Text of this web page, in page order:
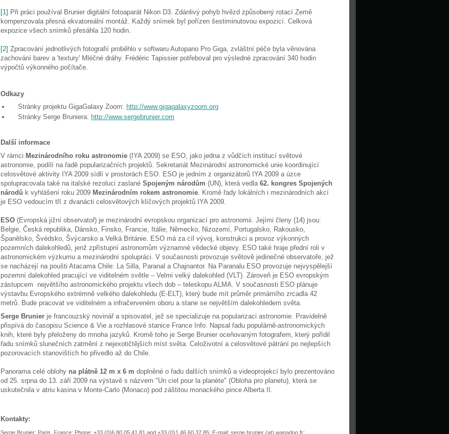
[1] Při práci používal Brunier digitální fotoaparát Nikon D3. Zdánlivý pohyb hvězd způsobený rotací Země
kompenzovala přesná ekvatoreální montáž. Každý snímek byl pořízen šestiminutovou expozicí. Celková
expozice všech snímků přesáhla 120 hodin.
[2] Zpracování jednotlivých fotografií proběhlo v softwaru Autopano Pro Giga, zvláštní péče byla věnována
zachování barev a 'textury' Mléčné dráhy. Frédéric Tapissier potřeboval pro výsledné zpracování 340 hodin
výpočtů výkonného počítače.
Odkazy
Stránky projektu GigaGalaxy Zoom: http://www.gigagalaxyzoom.org
Stránky Serge Bruniera: http://www.sergebrunier.com
Další informace
V rámci Mezinárodního roku astronomie (IYA 2009) se ESO, jako jedna z vůdčích institucí světové
astronomie, podílí na řadě popularizačních projektů. Sekretariát Mezinárodní astronomické unie koordinující
celosvětové aktivity IYA 2009 sídlí v prostorách ESO. ESO je jedním z organizátorů IYA 2009 a úzce
spolupracovala také na italské rezoluci zaslané Spojeným národům (UN), která vedla 62. kongres Spojených
národů k vyhlášení roku 2009 Mezinárodním rokem astronomie. Kromě řady lokálních i mezinárodních akcí
je ESO vedoucím tří z dvanácti celosvětových klíčových projektů IYA 2009.
ESO (Evropská jižní observatoř) je mezinárodní evropskou organizací pro astronomii. Jejími členy (14) jsou:
Belgie, Česká republika, Dánsko, Finsko, Francie, Itálie, Německo, Nizozemí, Portugalsko, Rakousko,
Španělsko, Švédsko, Švýcarsko a Velká Británie. ESO má za cíl vývoj, konstrukci a provoz výkonných
pozemních dalekohledů, jenž zpřístupní astronomům významné vědecké objevy. ESO také hraje přední roli v
astronomickém výzkumu a mezinárodní spolupráci. V současnosti provozuje světově jedinečné observatoře, jež
se nacházejí na poušti Atacama Chile: La Silla, Paranal a Chajnantor. Na Paranalu ESO provozuje nejvyspělejší
pozemní dalekohled pracující ve viditelném světle – Velmi velký dalekohled (VLT). Zároveň je ESO evropským
zástupcem největšího astronomického projektu všech dob – teleskopu ALMA. V současnosti ESO plánuje
výstavbu Evropského extrémně velkého dalekohledu (E-ELT), který bude mít průměr primárního zrcadla 42
metrů. Bude pracovat ve viditelném a infračerveném oboru a stane se největším dalekohledem světa.
Serge Brunier je francouzský novinář a spisovatel, jež se specializuje na popularizaci astronomie. Pravidelně
přispívá do časopisu Science & Vie a rozhlasové stanice France Info. Napsal řadu populárně-astronomických
knih, které byly přeloženy do mnoha jazyků. Kromě toho je Serge Brunier oceňovaným fotografem, který pořídil
řadu snímků slunečních zatmění z nejexotičtějších míst světa. Celoživotní a celosvětové pátrání po nejlepších
pozorovacích stanovištích ho přivedlo až do Chile.
Panorama celé oblohy na plátně 12 m x 6 m doplněné o řadu dalších snímků a videoprojekcí bylo prezentováno
od 25. srpna do 13. září 2009 na výstavě s názvem "Un ciel pour la planète" (Obloha pro planetu), která se
uskutečnila v atriu kasina v Monte-Carlo (Monaco) pod záštitou monackého pince Alberta II.
Kontakty:
Serge Brunier; Paris, France; Phone: +33 (0)6 80 05 41 81 and +33 (0)1 46 60 37 85; E-mail: serge.brunier (at) wanadoo.fr;